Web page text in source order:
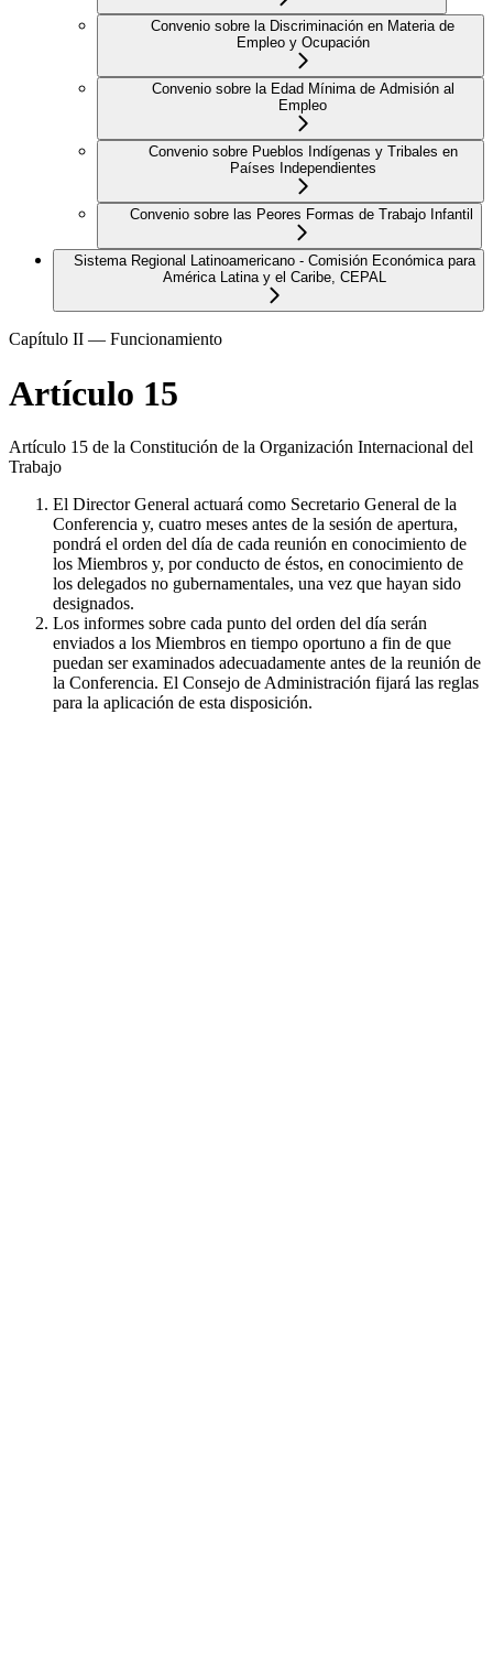
Convenio sobre la Discriminación en Materia de
Empleo y Ocupación
Convenio sobre la Edad Mínima de Admisión al
Empleo
Convenio sobre Pueblos Indígenas y Tribales en
Países Independientes
Convenio sobre las Peores Formas de Trabajo Infantil
Sistema Regional Latinoamericano - Comisión Económica para
América Latina y el Caribe, CEPAL
Capítulo II — Funcionamiento
Artículo 15
Artículo 15 de la Constitución de la Organización Internacional del
Trabajo
El Director General actuará como Secretario General de la
Conferencia y, cuatro meses antes de la sesión de apertura,
pondrá el orden del día de cada reunión en conocimiento de
los Miembros y, por conducto de éstos, en conocimiento de
los delegados no gubernamentales, una vez que hayan sido
designados.
Los informes sobre cada punto del orden del día serán
enviados a los Miembros en tiempo oportuno a fin de que
puedan ser examinados adecuadamente antes de la reunión de
la Conferencia. El Consejo de Administración fijará las reglas
para la aplicación de esta disposición.